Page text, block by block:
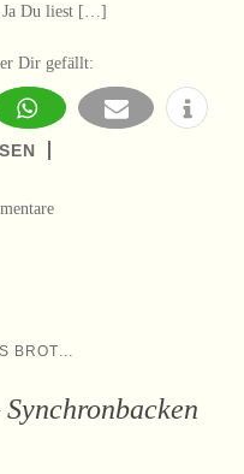
Ja Du liest […]
er Dir gefällt:
BROT